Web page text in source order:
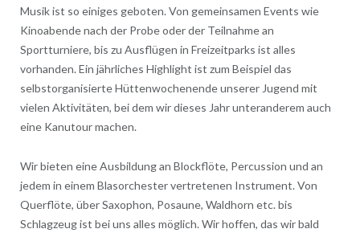
Musik ist so einiges geboten. Von gemeinsamen Events wie
Kinoabende nach der Probe oder der Teilnahme an
Sportturniere, bis zu Ausflügen in Freizeitparks ist alles
vorhanden. Ein jährliches Highlight ist zum Beispiel das
selbstorganisierte Hüttenwochenende unserer Jugend mit
vielen Aktivitäten, bei dem wir dieses Jahr unteranderem auch
eine Kanutour machen.
Wir bieten eine Ausbildung an Blockflöte, Percussion und an
jedem in einem Blasorchester vertretenen Instrument. Von
Querflöte, über Saxophon, Posaune, Waldhorn etc. bis
Schlagzeug ist bei uns alles möglich. Wir hoffen, das wir bald